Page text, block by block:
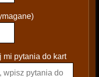
mi pytania do kart